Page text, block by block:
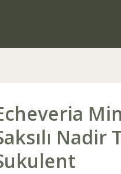
Nadir